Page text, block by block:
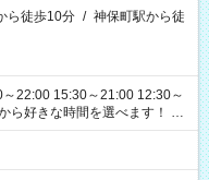
ら徒歩10分 / 神保町駅から徒
22:00 15:30～21:00 12:30～
す